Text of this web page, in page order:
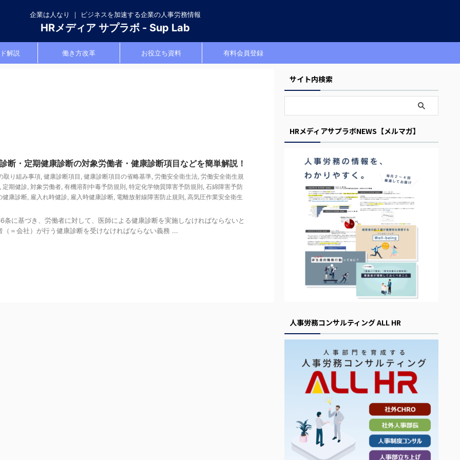
企業は人なり ｜ ビジネスを加速する企業の人事労務情報
HRメディア サプラボ - Sup Lab
解説 働き方改革 お役立ち資料 有料会員登録
断・定期健康診断の対象労働者・健康診断項目などを簡単解説！
取り組み事項, 健康診断項目 , 健康診断項目の省略基準, 労働安全衛生法, 労働安全衛生規
, 定期健診, 対象労働者, 有機溶剤中毒予防規則, 特定化学物質障害予防規則, 石綿障害予防
健康診断, 雇入れ時健診, 雇入時健康診断, 電離放射線障害防止規則, 高気圧作業安全衛生
に基づき、労働者に対して、医師による健康診断を実施しなければならないと
＝会社）が行う健康診断を受けなければならない義務 ...
サイト内検索
HRメディアサプラボNEWS【メルマガ】
人事労務コンサルティング ALL HR